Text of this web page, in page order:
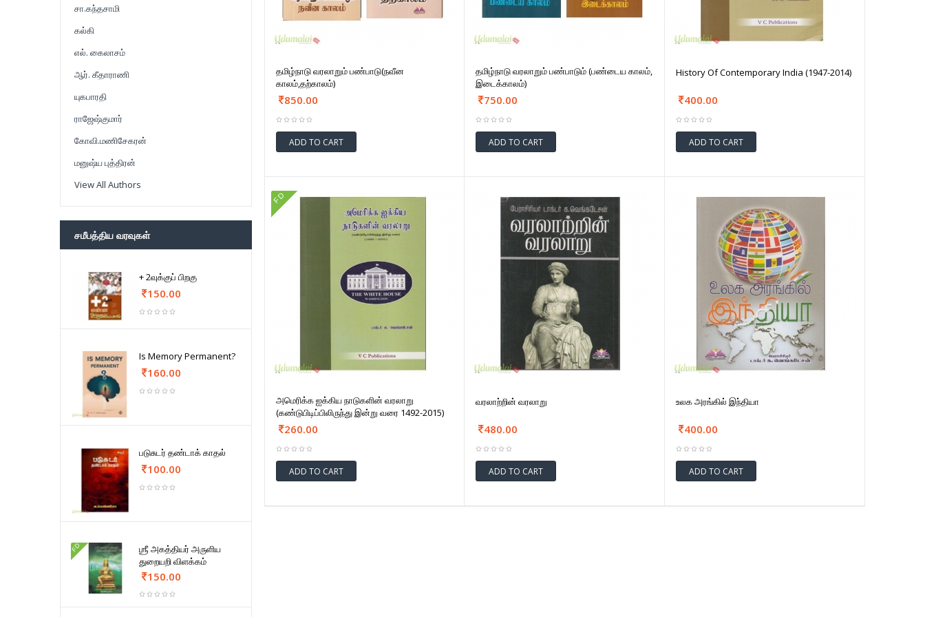
சா.கந்தசாமி
கல்கி
எல். கைலாசம்
ஆர். கீதாராணி
யுகபாரதி
ராஜேஷ்குமார்
கோவி.மணிசேகரன்
மனுஷ்ய புத்திரன்
View All Authors
சமீபத்திய வரவுகள்
+ 2வுக்குப் பிறகு
150.00
Is Memory Permanent?
160.00
படுசுடர் தண்டாக் காதல்
100.00
FD
ஶ்ரீ அகத்தியர் அருளிய
துறையறி விளக்கம்
150.00
தமிழ்நாடு வரலாறும் பண்பாடு(நவீன
காலம்,தற்காலம்)
850.00
ADD TO CART
தமிழ்நாடு வரலாறும் பண்பாடும் (பண்டைய காலம்,
இடைக்காலம்)
750.00
ADD TO CART
History Of Contemporary India (1947-2014)
400.00
ADD TO CART
FD
அமெரிக்க ஐக்கிய நாடுகளின் வரலாறு
(கண்டுபிடிப்பிலிருந்து இன்று வரை 1492-2015)
260.00
ADD TO CART
வரலாற்றின் வரலாறு
480.00
ADD TO CART
உலக அரங்கில் இந்தியா
400.00
ADD TO CART